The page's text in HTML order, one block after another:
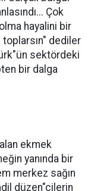
Çok
hayalini bir
toplarsın" dediler
sektördeki
bir dalga
ekmek
yanında bir
merkez sağın
düzen"cilerin